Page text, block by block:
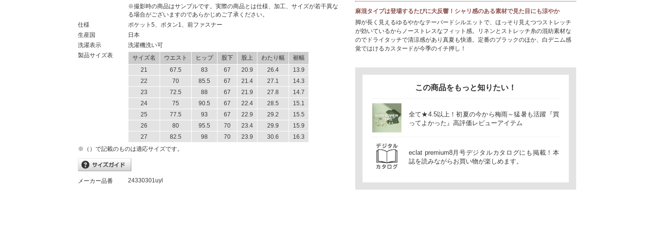
※撮影時の商品はサンプルです。実際の商品とは仕様、加工、サイズが若干異な
る場合がございますのであらかじめご了承ください。
仕様
ポケット5、ボタン1、前ファスナー
生産国
日本
洗濯表示
洗濯機洗い可
製品サイズ表
サイズ名 ウエスト ヒップ 股下 股上 わたり幅
裾幅
21
67.5 83 67 20.9 26.4
13.9
22
70 85.5 67 21.4 27.1
14.3
23
72.5 88 67 21.9 27.8
14.7
24
75 90.5 67 22.4 28.5
15.1
25
77.5 93 67 22.9 29.2
15.5
26
80 95.5 70 23.4 29.9
15.9
27
82.5 98 70 23.9 30.6
16.3
※（）で記載のものは適応サイズです。
メーカー品番 24330301uyl
麻混タイプは登場するたびに大反響！シャリ感のある素材で見た目にも涼やか
脚が長く見えるゆるやかなテーパードシルエットで、ほっそり見えつつストレッチ
が効いているからノーストレスなフィット感。リネンとストレッチ糸の混紡素材な
のでドライタッチで清涼感があり真夏も快適。定番のブラックのほか、白デニム感
覚ではけるカスタードが今季のイチ押し！
この商品をもっと知りたい！
全て★4.5以上！初夏の今から梅雨～猛暑も活躍『買
ってよかった』高評価レビューアイテム
eclat premium8月号デジタルカタログにも掲載！本
誌を読みながらお買い物が楽しめます。